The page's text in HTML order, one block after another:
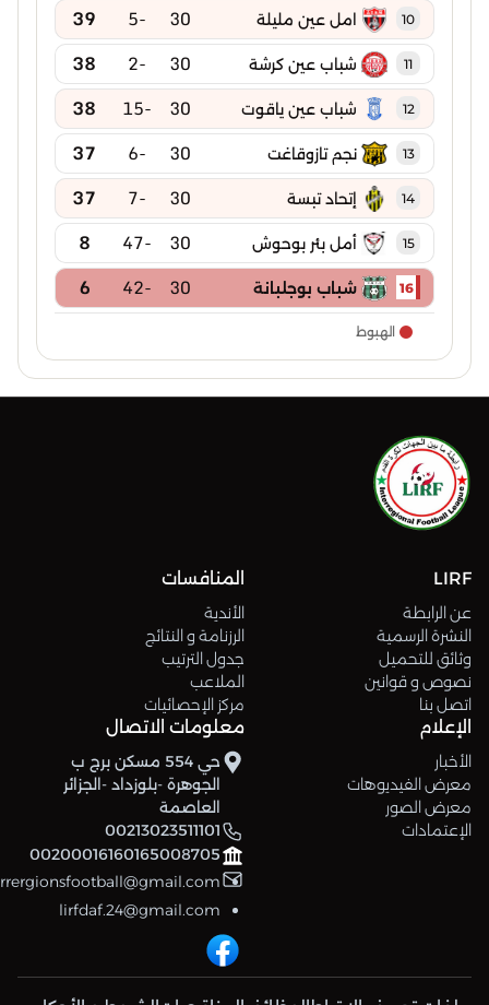
10 امل عين مليلة 30
-5
39
11 شباب عين كرشة 30
-2
38
12 شباب عين ياقوت 30
-15
38
13 نجم تازوقاغت 30
-6
37
14 إتحاد تبسة 30
-7
37
15 أمل بئر بوحوش 30
-47
8
16 شباب بوجلبانة 30
-42
6
الهبوط
LIRF
عن الرابطة
النشرة الرسمية
وثائق للتحميل
نصوص و قوانين
اتصل بنا
المنافسات
الأندية
الرزنامة و النتائج
جدول الترتيب
الملاعب
مركز الإحصائيات
الإعلام
الأخبار
معرض الفيديوهات
معرض الصور
الإعتمادات
معلومات الاتصال
حي 554 مسكن برج ب
الجوهرة -بلوزداد -الجزائر
العاصمة
00213023511101
00200016160165008705
lirfdaf.24@gmail.com